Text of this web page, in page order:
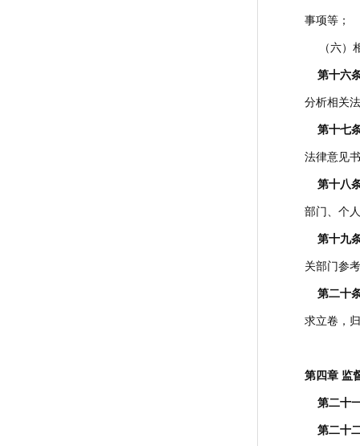
事项等；
（六）
第十六
分析相关
第十七
法律意见
第十八
部门、个
第十九
关部门参
第二十
求立卷，
第四章 监
第二十
第二十